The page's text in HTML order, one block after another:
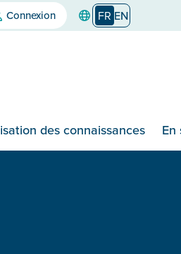
Connexion FR EN
des connaissances En